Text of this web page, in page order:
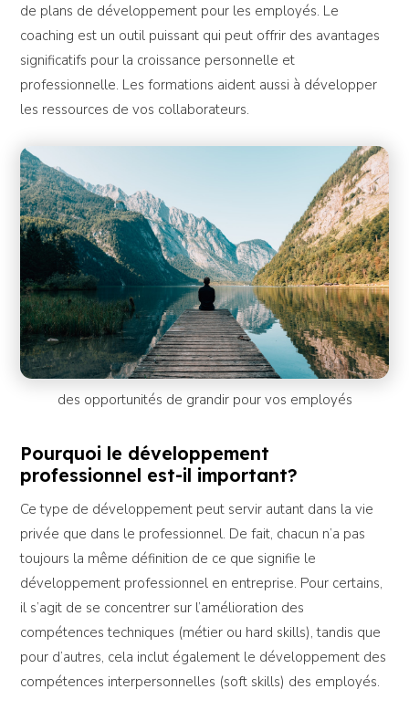
de plans de développement pour les employés. Le
coaching est un outil puissant qui peut offrir des avantages
significatifs pour la croissance personnelle et
professionnelle. Les formations aident aussi à développer
les ressources de vos collaborateurs.
des opportunités de grandir pour vos employés
Pourquoi le développement
professionnel est-il important?
Ce type de développement peut servir autant dans la vie
privée que dans le professionnel. De fait, chacun n’a pas
toujours la même définition de ce que signifie le
développement professionnel en entreprise. Pour certains,
il s’agit de se concentrer sur l’amélioration des
compétences techniques (métier ou hard skills), tandis que
pour d’autres, cela inclut également le développement des
compétences interpersonnelles (soft skills) des employés.